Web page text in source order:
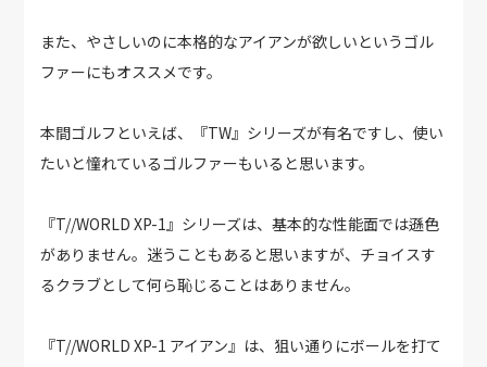
また、やさしいのに本格的なアイアンが欲しいというゴル
ファーにもオススメです。
本間ゴルフといえば、『TW』シリーズが有名ですし、使い
たいと憧れているゴルファーもいると思います。
『T//WORLD XP-1』シリーズは、基本的な性能面では遜色
がありません。迷うこともあると思いますが、チョイスす
るクラブとして何ら恥じることはありません。
『T//WORLD XP-1 アイアン』は、狙い通りにボールを打て